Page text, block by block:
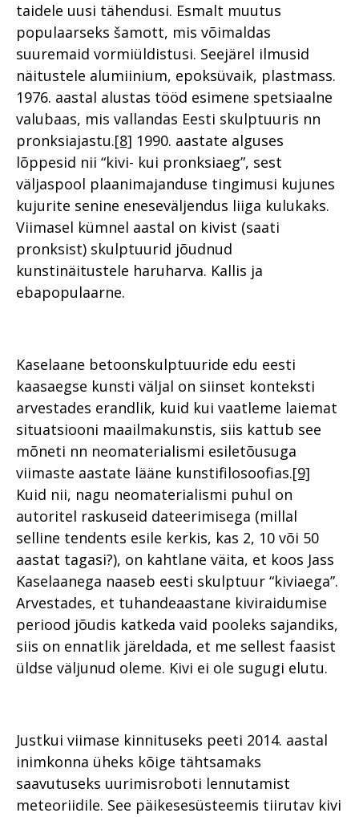
taidele uusi tähendusi. Esmalt muutus
populaarseks šamott, mis võimaldas
suuremaid vormiüldistusi. Seejärel ilmusid
näitustele alumiinium, epoksüvaik, plastmass.
1976. aastal alustas tööd esimene spetsiaalne
valubaas, mis vallandas Eesti skulptuuris nn
pronksiajastu.[8] 1990. aastate alguses
lõppesid nii “kivi- kui pronksiaeg”, sest
väljaspool plaanimajanduse tingimusi kujunes
kujurite senine eneseväljendus liiga kulukaks.
Viimasel kümnel aastal on kivist (saati
pronksist) skulptuurid jõudnud
kunstinäitustele haruharva. Kallis ja
ebapopulaarne.
Kaselaane betoonskulptuuride edu eesti
kaasaegse kunsti väljal on siinset konteksti
arvestades erandlik, kuid kui vaatleme laiemat
situatsiooni maailmakunstis, siis kattub see
mõneti nn neomaterialismi esiletõusuga
viimaste aastate lääne kunstifilosoofias.[9]
Kuid nii, nagu neomaterialismi puhul on
autoritel raskuseid dateerimisega (millal
selline tendents esile kerkis, kas 2, 10 või 50
aastat tagasi?), on kahtlane väita, et koos Jass
Kaselaanega naaseb eesti skulptuur “kiviaega”.
Arvestades, et tuhandeaastane kiviraidumise
periood jõudis katkeda vaid pooleks sajandiks,
siis on ennatlik järeldada, et me sellest faasist
üldse väljunud oleme. Kivi ei ole sugugi elutu.
Justkui viimase kinnituseks peeti 2014. aastal
inimkonna üheks kõige tähtsamaks
saavutuseks uurimisroboti lennutamist
meteoriidile. See päikesesüsteemis tiirutav kivi